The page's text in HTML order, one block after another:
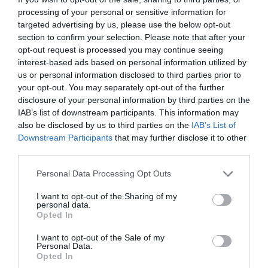
processing of your personal or sensitive information for
targeted advertising by us, please use the below opt-out
section to confirm your selection. Please note that after your
opt-out request is processed you may continue seeing
interest-based ads based on personal information utilized by
us or personal information disclosed to third parties prior to
your opt-out. You may separately opt-out of the further
disclosure of your personal information by third parties on the
IAB’s list of downstream participants. This information may
also be disclosed by us to third parties on the IAB’s List of
Downstream Participants that may further disclose it to other
Please note that this website/app uses one or more Google
not limited to your visit or usage behaviour. You may click to
grant or deny consent to Google and its third-party tags to
use your data for below specified purposes in below Google
consent section.
Personal Data Processing Opt Outs
I want to opt-out of the Sharing of my
personal data.
Opted In
I want to opt-out of the Sale of my
Personal Data.
Opted In
korán felismerik, lehetőség nyílik a
beavatkozásra, az antibiotikumos kezelésre-,
és az egészségi állapot javítására.
A kutatás szerint világszerte mintegy 40,5
millió ember szenved RHD-ben, és a betegség
évente több mint 300 ezer ember halálát
okozza. Annak ellenére, hogy aránytalanul
nagy mértékben érinti a szegényebb országok
lakosságát, a betegség az ausztrál őslakosok
körében is jelentős gyakorisággal fordul elő.
Egy idei tanulmány szerint az Ausztráliában
élő, 5385 RHD-ben szenvedő ember több mint
80 százaléka őslakos ausztrál.